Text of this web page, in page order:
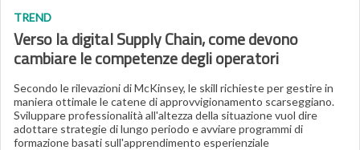
TREND
Verso la digital Supply Chain, come devono
cambiare le competenze degli operatori
Secondo le rilevazioni di McKinsey, le skill richieste per gestire in
maniera ottimale le catene di approvvigionamento scarseggiano.
Sviluppare professionalità all'altezza della situazione vuol dire
adottare strategie di lungo periodo e avviare programmi di
formazione basati sull'apprendimento esperienziale